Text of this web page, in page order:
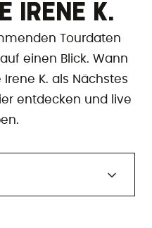
IRENE K.
Tourdaten
einen Blick. Wann
K. als Nächstes
entdecken und live